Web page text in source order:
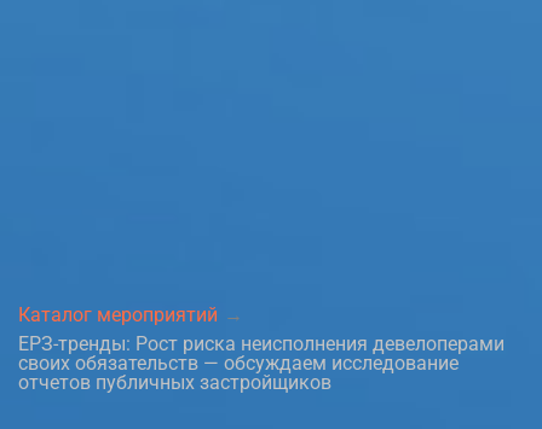
Каталог мероприятий
ЕРЗ-тренды: Рост риска неисполнения девелоперами
своих обязательств — обсуждаем исследование
отчетов публичных застройщиков